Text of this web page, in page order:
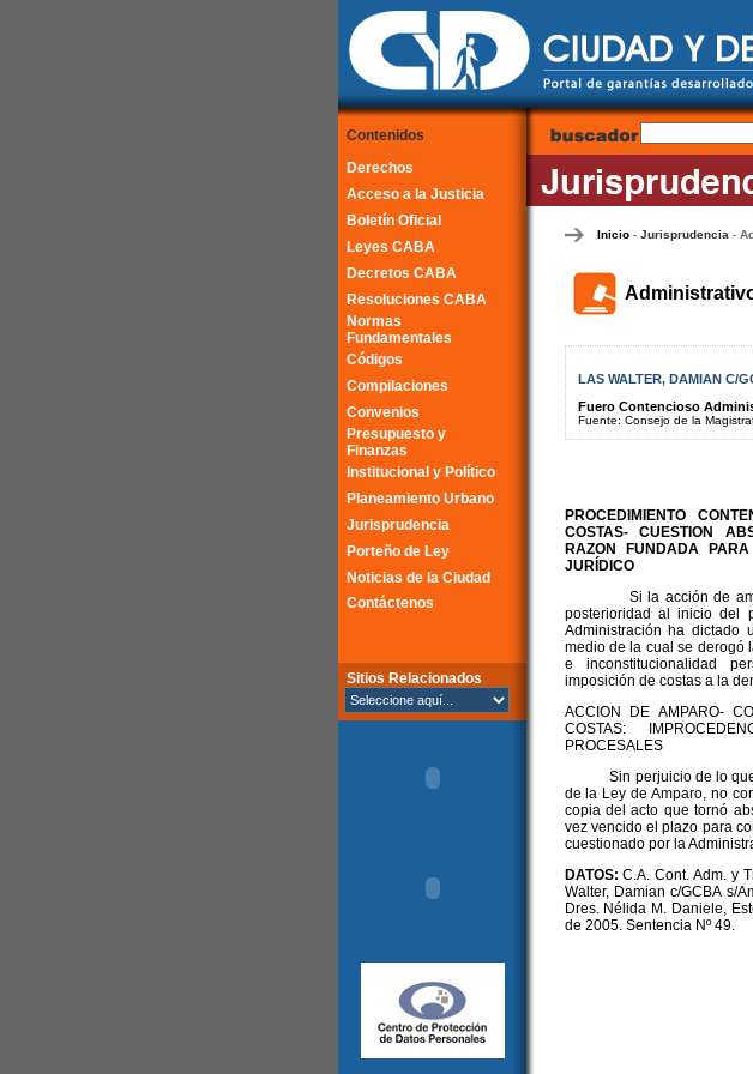
Contenidos
Derechos
Acceso a la Justicia
Boletín Oficial
Leyes CABA
Decretos CABA
Resoluciones CABA
Normas
Fundamentales
Códigos
Compilaciones
Convenios
Presupuesto y
Finanzas
Institucional y Político
Planeamiento Urbano
Jurisprudencia
Porteño de Ley
Noticias de la Ciudad
Contáctenos
Sitios Relacionados
Inicio- Jurisprudencia-
LAS WALTER, DAMIAN C/
Fuero Contencioso
Fuente: Consejo de la
PROCEDIMIENTO
COSTAS- CUESTION
RAZON FUNDADA
JURÍDICO
Si la acción de
posterioridad al inicio del
Administración ha dictado
medio de la cual se derogó
e inconstitucionalidad
imposición de costas a la
ACCION DE AMPARO-
COSTAS:
PROCESALES
Sin perjuicio de lo que
de la Ley de Amparo, no
copia del acto que tornó
vez vencido el plazo para
cuestionado por la
DATOS: C.A. Cont. Adm. y
Walter, Damian c/GCBA s/
Dres. Nélida M. Daniele,
de 2005. Sentencia Nº 49.